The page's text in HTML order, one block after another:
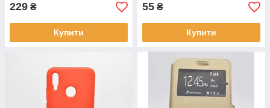
229 ₴
Купити
55 ₴
Купити